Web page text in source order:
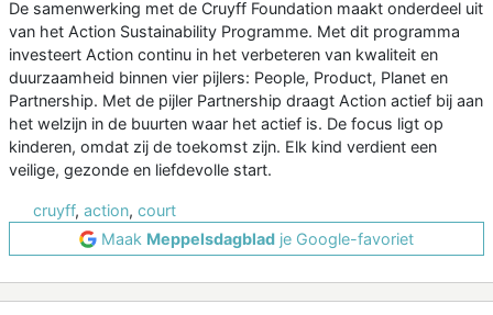
De samenwerking met de Cruyff Foundation maakt onderdeel uit
van het Action Sustainability Programme. Met dit programma
investeert Action continu in het verbeteren van kwaliteit en
duurzaamheid binnen vier pijlers: People, Product, Planet en
Partnership. Met de pijler Partnership draagt Action actief bij aan
het welzijn in de buurten waar het actief is. De focus ligt op
kinderen, omdat zij de toekomst zijn. Elk kind verdient een
veilige, gezonde en liefdevolle start.
cruyff, action, court
Maak Meppelsdagblad je Google-favoriet